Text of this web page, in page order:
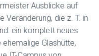
Ausblicke auf
Veränderung, die z. T. in
ein komplett neues
Glashütte,